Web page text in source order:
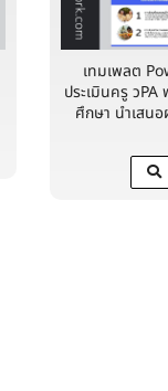
เทมเพลต
ประเมินครู ว
ศึกษา นำเสน